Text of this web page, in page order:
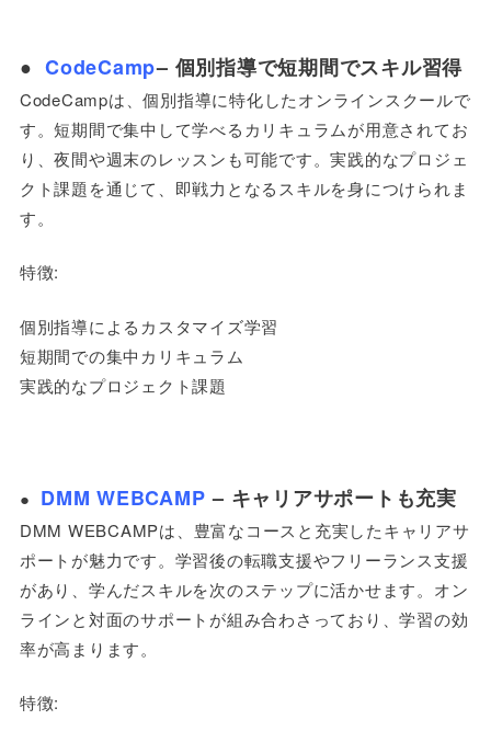
●CodeCamp– 個別指導で短期間でスキル習得
CodeCampは、個別指導に特化したオンラインスクールで
す。短期間で集中して学べるカリキュラムが用意されてお
り、夜間や週末のレッスンも可能です。実践的なプロジェ
クト課題を通じて、即戦力となるスキルを身につけられま
す。
特徴:
個別指導によるカスタマイズ学習
短期間での集中カリキュラム
実践的なプロジェクト課題
● DMM WEBCAMP – キャリアサポートも充実
DMM WEBCAMPは、豊富なコースと充実したキャリアサ
ポートが魅力です。学習後の転職支援やフリーランス支援
があり、学んだスキルを次のステップに活かせます。オン
ラインと対面のサポートが組み合わさっており、学習の効
率が高まります。
特徴: